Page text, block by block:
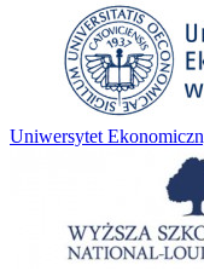
Uniwersytet